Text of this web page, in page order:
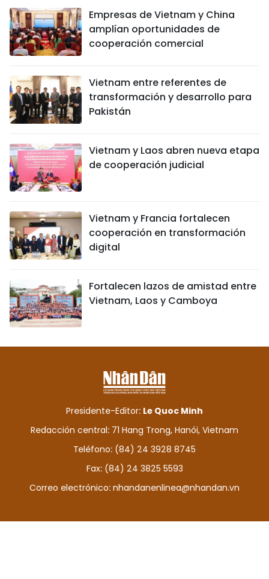
Empresas de Vietnam y China
amplían oportunidades de
cooperación comercial
Vietnam entre referentes de
transformación y desarrollo para
Pakistán
Vietnam y Laos abren nueva etapa
de cooperación judicial
Vietnam y Francia fortalecen
cooperación en transformación
digital
Fortalecen lazos de amistad entre
Vietnam, Laos y Camboya
Presidente-Editor: Le Quoc Minh
Redacción central: 71 Hang Trong, Hanói, Vietnam
Teléfono: (84) 24 3928 8745
Fax: (84) 24 3825 5593
Correo electrónico: nhandanenlinea@nhandan.vn